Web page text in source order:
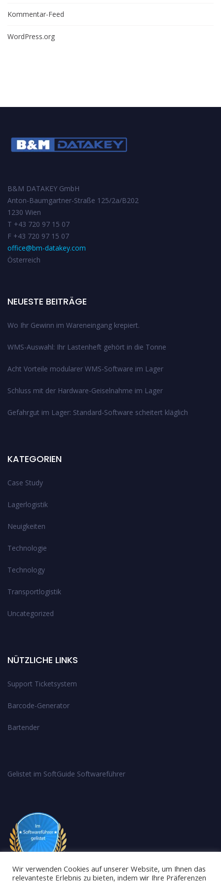
Kommentar-Feed
WordPress.org
B&M DATAKEY GmbH
Anton-Baumgartner-Straße 125/2a/B202
1230 Wien
T +43 720 97 15 07
F +43 720 97 15 07
office@bm-datakey.com
Österreich
NEUESTE BEITRÄGE
Wo Ihr Gewinn im Wareneingang krepiert.
WMS-Auswahl: Ihr Lastenheft gehört in die Tonne
Acht Vorteile modularer WMS-Software im Lager
Schluss mit der Hardware-Geiselnahme im Lager
Gefahrgut im Lager: Standard-Software scheitert kläglich
KATEGORIEN
Case Study
Lagerlogistik
Neuigkeiten
Technologie
Technology
Transportlogistik
Uncategorized
NÜTZLICHE LINKS
Support Ticketsystem
Barcode-Generator
Bartender
Gelistet im SoftGuide Softwareführer
Wir verwenden Cookies auf unserer Website, um Ihnen das
relevanteste Erlebnis zu bieten, indem wir Ihre Präferenzen